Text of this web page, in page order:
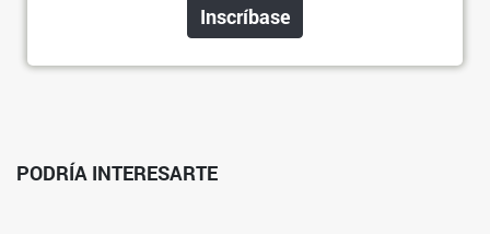
Inscríbase
PODRÍA INTERESARTE